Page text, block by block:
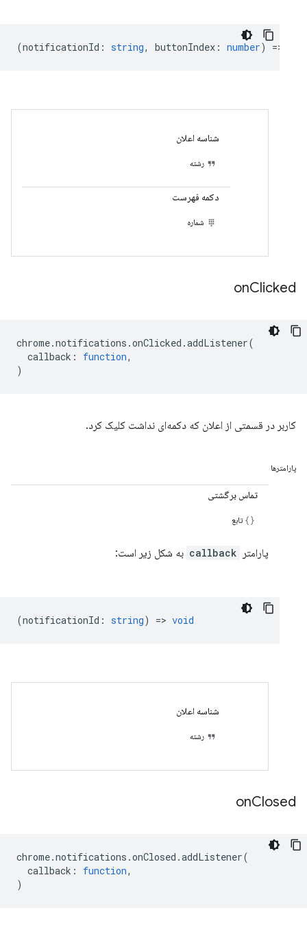
(notificationId : string, buttonIndex : number) =>
شناسه اعلان
رشته
دکمه فهرست
شماره
onClicked
chrome.notifications .onClicked .addListener(
callback : function,
)
کاربر در قسمتی از اعلان که دکمه‌ای نداشت کلیک کرد.
پارامترها
تماس برگشتی
تابع
پارامتر callback به شکل زیر است:
(notificationId : string) => void
شناسه اعلان
رشته
onClosed
chrome.notifications .onClosed .addListener(
callback : function,
)